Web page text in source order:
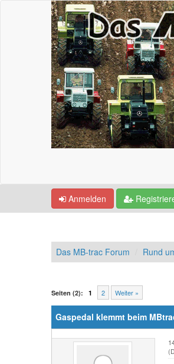
Anmelden
Das MB-trac Forum Rund
Seiten (2): 1 2 Weiter »
Gaspedal klemmt beim